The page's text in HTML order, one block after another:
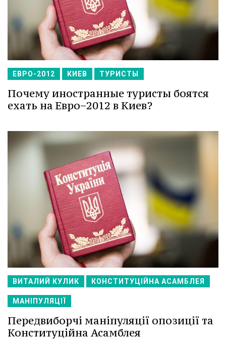
ЕВРО-2012 КИЕВ ТУРИСТЫ
Почему иностранные туристы боятся
ехать на Евро−2012 в Киев?
ВИТАЛИЙ КУЛИК КОНСТИТУЦІЙНА АСАМБЛЕЯ
МАНІПУЛЯЦІЇ
Передвиборчі маніпуляції опозиції та
Конституційна Асамблея